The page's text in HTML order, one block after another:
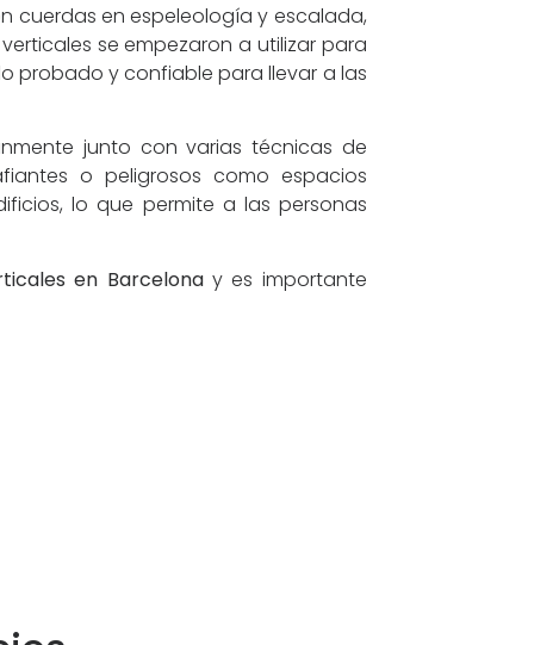
cuerdas en espeleología y escalada,
se empezaron a utilizar para
probado y confiable para llevar a las
junto con varias técnicas de
o peligrosos como espacios
lo que permite a las personas
en Barcelonay es importante